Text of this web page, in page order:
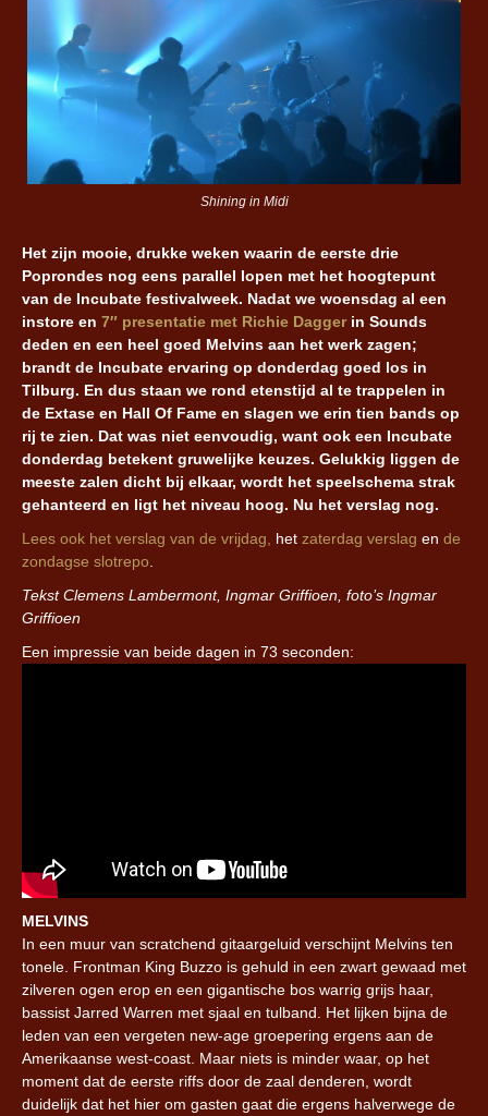
Shining in Midi
Het zijn mooie, drukke weken waarin de eerste drie
Poprondes nog eens parallel lopen met het hoogtepunt
van de Incubate festivalweek. Nadat we woensdag al een
instore en 7″ presentatie met Richie Daggerin Sounds
deden en een heel goed Melvins aan het werk zagen;
brandt de Incubate ervaring op donderdag goed los in
Tilburg. En dus staan we rond etenstijd al te trappelen in
de Extase en Hall Of Fame en slagen we erin tien bands op
rij te zien. Dat was niet eenvoudig, want ook een Incubate
donderdag betekent gruwelijke keuzes. Gelukkig liggen de
meeste zalen dicht bij elkaar, wordt het speelschema strak
gehanteerd en ligt het niveau hoog. Nu het verslag nog.
Lees ook het verslag van de vrijdag, het zaterdag verslag en de
zondagse slotrepo.
Tekst Clemens Lambermont, Ingmar Griffioen, foto’s Ingmar
Griffioen
Een impressie van beide dagen in 73 seconden:
MELVINS
In een muur van scratchend gitaargeluid verschijnt Melvins ten
tonele. Frontman King Buzzo is gehuld in een zwart gewaad met
zilveren ogen erop en een gigantische bos warrig grijs haar,
bassist Jarred Warren met sjaal en tulband. Het lijken bijna de
leden van een vergeten new-age groepering ergens aan de
Amerikaanse west-coast. Maar niets is minder waar, op het
moment dat de eerste riffs door de zaal denderen, wordt
duidelijk dat het hier om gasten gaat die ergens halverwege de